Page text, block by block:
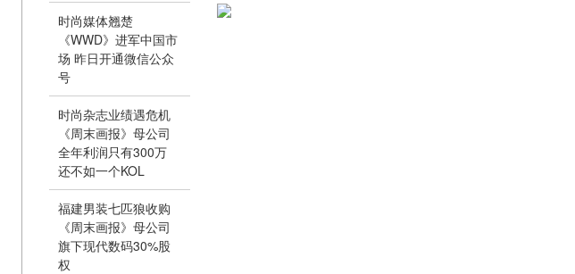
时尚媒体翘楚
《WWD》进军中国市
场 昨日开通微信公众
号
时尚杂志业绩遇危机
《周末画报》母公司
全年利润只有300万
还不如一个KOL
福建男装七匹狼收购
《周末画报》母公司
旗下现代数码30%股
权